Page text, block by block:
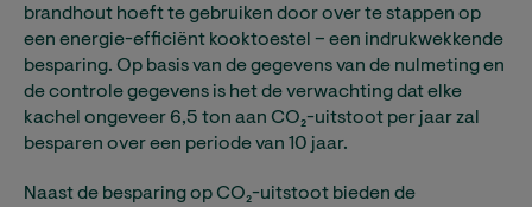
brandhout hoeft te gebruiken door over te stappen op
een energie-efficiënt kooktoestel – een indrukwekkende
besparing. Op basis van de gegevens van de nulmeting en
de controle gegevens is het de verwachting dat elke
kachel ongeveer 6,5 ton aan CO₂-uitstoot per jaar zal
besparen over een periode van 10 jaar.
Naast de besparing op CO₂-uitstoot bieden de